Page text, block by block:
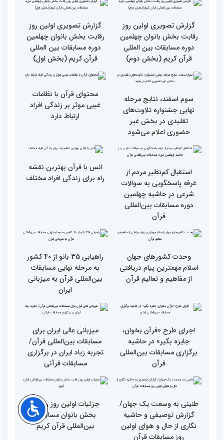
گزارش تصویری مراسم قرعه
بانوان چهلمین دوره
مسابقات بین المللی قرآن
کریم
گزارش تصویری بازدید
مسابقات بین المللی قرآن
کریم از باغ موزه دفاع
مقدس(بخش دوم)
متسابقین چهلمین دوره
مسابقات بین المللی قرآن
کریم از باغ موزه دفاع
مقدس(بخش اول)
جزئیات دومین روز رقابت
بخش برادران مسابقات
بین‌المللی قرآن کریم
گزارش تصویری اولین روز
رقابت بخش بانوان چهلمین
دوره مسابقات بین المللی
قرآن کریم (بخش دوم)
گزارش تصویری اولین روز
نهایی جشنواره تلاوت‌های
تقلیدی در بخش غیر
حضوری اعلام می‌شود
محتوای قرآن با نظامات
غیبی موثر بر زندگی افراد
ارتباط دارد
غرفه پاسخگویی به سوالات
شرعی در حاشیه چهلمین
دوره مسابقات بین‌المللی
قرآن
انس با قرآن بهترین نقشه
راه برای زندگی افراد مختلف
وحدت کشورهای جهان
اسلام مهمترین پیام دریافتی
از مفاهیم و تعالیم قرآن
راهیابی 35 بانو از 40 کشور
به مرحله نهایی مسابقات
بین‌المللی قرآن به میزبانی